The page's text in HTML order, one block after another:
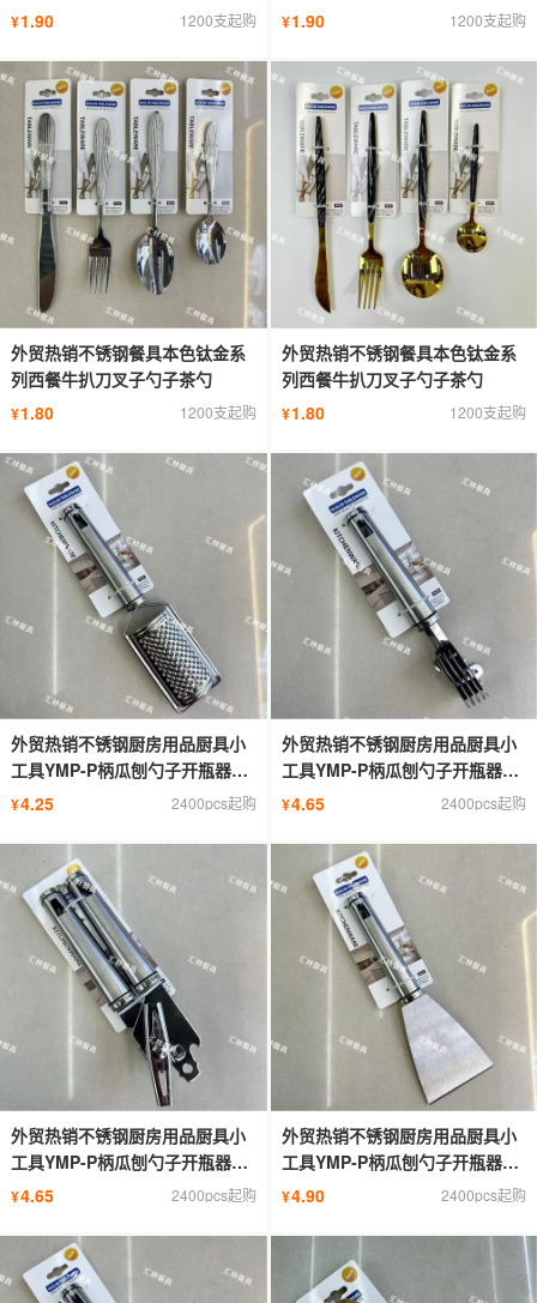
茶勺
¥1.90 1200支起购
茶勺
¥1.90 1200支起购
外贸热销不锈钢餐具本色钛金系
列西餐牛扒刀叉子勺子茶勺
¥1.80 1200支起购
外贸热销不锈钢餐具本色钛金系
列西餐牛扒刀叉子勺子茶勺
¥1.80 1200支起购
外贸热销不锈钢厨房用品厨具小
工具YMP-P柄瓜刨勺子开瓶器切
片刀
¥4.25 2400pcs起购
外贸热销不锈钢厨房用品厨具小
工具YMP-P柄瓜刨勺子开瓶器切
片刀
¥4.65 2400pcs起购
外贸热销不锈钢厨房用品厨具小
工具YMP-P柄瓜刨勺子开瓶器切
片刀
¥4.65 2400pcs起购
外贸热销不锈钢厨房用品厨具小
工具YMP-P柄瓜刨勺子开瓶器切
片刀
¥4.90 2400pcs起购